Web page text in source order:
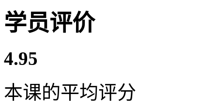
学员评价
4.95
本课的平均评分